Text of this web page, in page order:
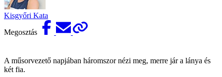
Kisgyőri Kata
Megosztás
A műsorvezető napjában háromszor nézi meg, merre jár a lánya és
két fia.